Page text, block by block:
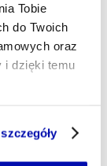
Tobie
do Twoich
oraz
i dzięki temu
plików cookie,